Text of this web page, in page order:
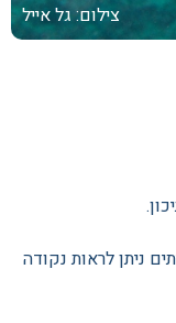
צילום: גל אייל
גב. לעיתים ניתן לראות נקודה